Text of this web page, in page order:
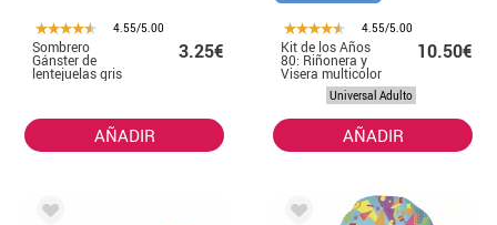
4.55/5.00
Sombrero
Gánster de
lentejuelas gris
con banda negro
3.25€
AÑADIR
4.55/5.00
Kit de los Años
80: Riñonera y
Visera multicolor
10.50€
Universal Adulto
AÑADIR